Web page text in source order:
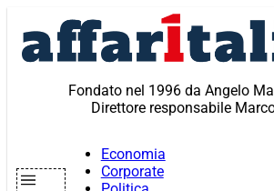
contenuto
Fondato nel 1996 da Angelo
Direttore responsabile
Economia
Corporate